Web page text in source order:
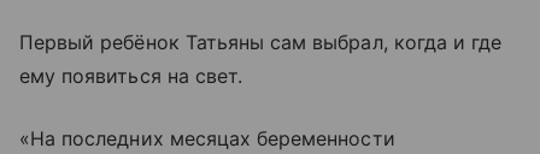
Первый ребёнок Татьяны сам выбрал, когда и где
ему появиться на свет.
«На последних месяцах беременности